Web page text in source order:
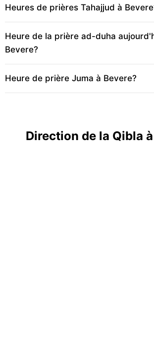
Heures de prières Tahajjud à
Heure de la prière ad-duha
Bevere?
Heure de prière Juma à Bevere?
Direction de la Qibla